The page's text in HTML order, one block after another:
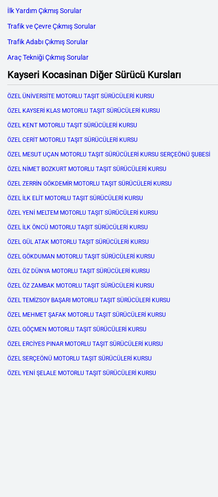
İlk Yardım Çıkmış Sorular
Trafik ve Çevre Çıkmış Sorular
Trafik Adabı Çıkmış Sorular
Araç Tekniği Çıkmış Sorular
Kayseri Kocasinan Diğer Sürücü Kursları
ÖZEL ÜNİVERSİTE MOTORLU TAŞIT SÜRÜCÜLERİ KURSU
ÖZEL KAYSERİ KLAS MOTORLU TAŞIT SÜRÜCÜLERİ KURSU
ÖZEL KENT MOTORLU TAŞIT SÜRÜCÜLERİ KURSU
ÖZEL CERİT MOTORLU TAŞIT SÜRÜCÜLERİ KURSU
ÖZEL MESUT UÇAN MOTORLU TAŞIT SÜRÜCÜLERİ KURSU SERÇEÖNÜ ŞUBESİ
ÖZEL NİMET BOZKURT MOTORLU TAŞIT SÜRÜCÜLERİ KURSU
ÖZEL ZERRİN GÖKDEMİR MOTORLU TAŞIT SÜRÜCÜLERİ KURSU
ÖZEL İLK ELİT MOTORLU TAŞIT SÜRÜCÜLERİ KURSU
ÖZEL YENİ MELTEM MOTORLU TAŞIT SÜRÜCÜLERİ KURSU
ÖZEL İLK ÖNCÜ MOTORLU TAŞIT SÜRÜCÜLERİ KURSU
ÖZEL GÜL ATAK MOTORLU TAŞIT SÜRÜCÜLERİ KURSU
ÖZEL GÖKDUMAN MOTORLU TAŞIT SÜRÜCÜLERİ KURSU
ÖZEL ÖZ DÜNYA MOTORLU TAŞIT SÜRÜCÜLERİ KURSU
ÖZEL ÖZ ZAMBAK MOTORLU TAŞIT SÜRÜCÜLERİ KURSU
ÖZEL TEMİZSOY BAŞARI MOTORLU TAŞIT SÜRÜCÜLERİ KURSU
ÖZEL MEHMET ŞAFAK MOTORLU TAŞIT SÜRÜCÜLERİ KURSU
ÖZEL GÖÇMEN MOTORLU TAŞIT SÜRÜCÜLERİ KURSU
ÖZEL ERCİYES PINAR MOTORLU TAŞIT SÜRÜCÜLERİ KURSU
ÖZEL SERÇEÖNÜ MOTORLU TAŞIT SÜRÜCÜLERİ KURSU
ÖZEL YENİ ŞELALE MOTORLU TAŞIT SÜRÜCÜLERİ KURSU